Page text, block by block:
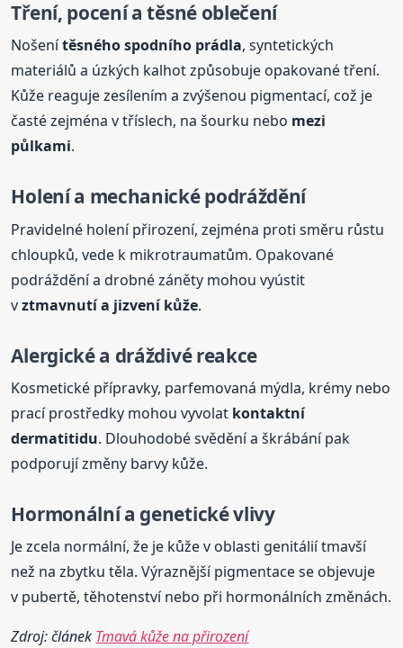
Tření, pocení a těsné oblečení
Nošenítěsného spodního prádla, syntetických
materiálů a úzkých kalhot způsobuje opakované tření.
Kůže reaguje zesílením a zvýšenou pigmentací, což je
časté zejména v tříslech, na šourku nebo mezi
půlkami.
Holení a mechanické podráždění
Pravidelné holení přirození, zejména proti směru růstu
chloupků, vede k mikrotraumatům. Opakované
podráždění a drobné záněty mohou vyústit
vztmavnutí a jizvení kůže.
Alergické a dráždivé reakce
Kosmetické přípravky, parfemovaná mýdla, krémy nebo
prací prostředky mohou vyvolat kontaktní
dermatitidu. Dlouhodobé svědění a škrábání pak
podporují změny barvy kůže.
Hormonální a genetické vlivy
Je zcela normální, že je kůže v oblasti genitálií tmavší
než na zbytku těla. Výraznější pigmentace se objevuje
v pubertě, těhotenství nebo při hormonálních změnách.
Zdroj: článek Tmavá kůže na přirození